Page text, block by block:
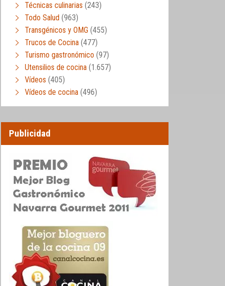
Técnicas culinarias (243)
Todo Salud (963)
Transgénicos y OMG (455)
Trucos de Cocina (477)
Turismo gastronómico (97)
Utensilios de cocina (1.657)
Vídeos (405)
Vídeos de cocina (496)
Publicidad